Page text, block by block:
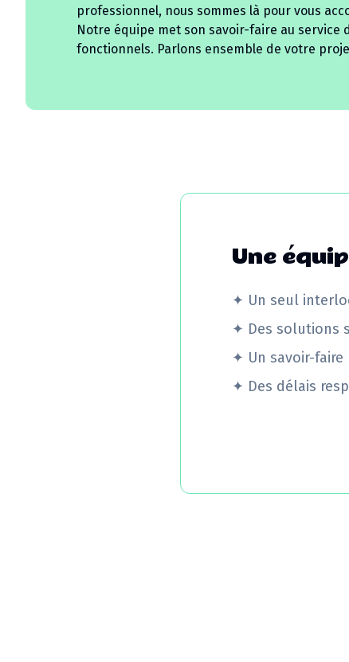
professionnel, nous sommes là pour vous
Notre équipe met son savoir-faire au service
fonctionnels. Parlons ensemble de votre
Une
✦ Un seul
✦ Des solutions
✦ Un savoir-
✦ Des délais